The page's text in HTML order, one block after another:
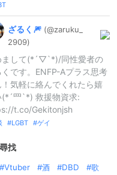
ざるく🎆 (@zaruku_
2909)
まして(*´▽`*)/同性愛者の
くです。ENFP-Aプラス思考
！気軽に絡んでくれたら嬉
(*´罒`*) 救援物資求:
t.co/Gekitonjsh
LGBT ゲイ
找
Vtuber 酒 DBD
歌